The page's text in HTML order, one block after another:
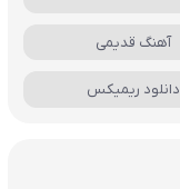
آهنگ قدیمی
دانلود ریمیکس